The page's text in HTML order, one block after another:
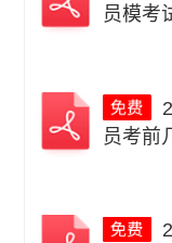
员模考
员考前